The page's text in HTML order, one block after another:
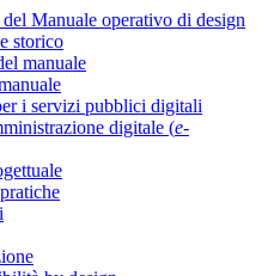
Manuale operativo di design
storico
manuale
i servizi pubblici digitali
digitale (e-